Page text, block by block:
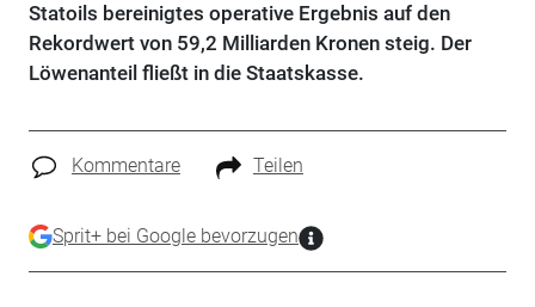
Statoils bereinigtes operative Ergebnis auf den
Rekordwert von 59,2 Milliarden Kronen steig. Der
Löwenanteil fließt in die Staatskasse.
Kommentare Teilen
Sprit+ bei Google bevorzugen